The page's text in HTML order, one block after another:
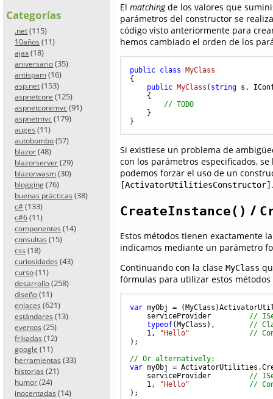
Categorías
.net (115)
10años (11)
ajax (18)
aniversario (35)
antispam (16)
asp.net (153)
aspnetcore (125)
aspnetcoremvc (91)
aspnetmvc (179)
auges (11)
autobombo (57)
blazor (48)
blazorserver (29)
blazorwasm (30)
blogging (76)
buenas prácticas (38)
c# (133)
c#6 (11)
componentes (14)
consultas (15)
css (18)
curiosidades (43)
curso (11)
desarrollo (258)
diseño (11)
enlaces (621)
estándares (13)
eventos (25)
frikadas (12)
google (11)
herramientas (33)
historias (21)
humor (24)
inocentadas (14)
El matchingde los valores que
parámetros del constructor se
código visto anteriormente para
hemos cambiado el orden de los
public class MyClass
{
public MyClass ( string s,
    {
// TODO
    }
Si existiese un problema de
con los parámetros especificados,
podemos forzar el uso de un
[ActivatorUtilitiesConstructor] .
CreateInstance() /
Estos métodos tienen exactamente
indicamos mediante un parámetro
Continuando con la clase MyClass
fórmulas para utilizar estos
var myObj =
    serviceProvider
//
typeof(MyClass), //
1, "Hello"
//
);
// Or alternatively:
var myObj =
    serviceProvider
//
1, "Hello"
//